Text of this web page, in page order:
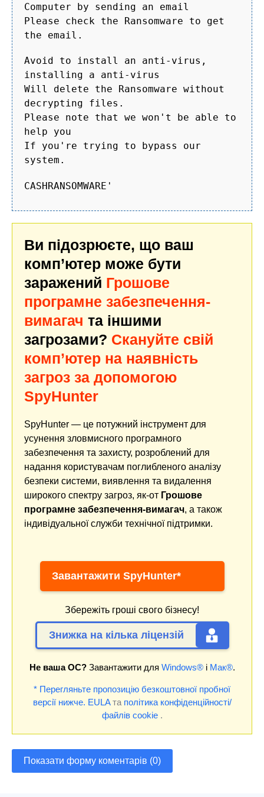
Computer by sending an email
Please check the Ransomware to get
the email.
Avoid to install an anti-virus,
installing a anti-virus
Will delete the Ransomware without
decrypting files.
Please note that we won't be able to
help you
If you're trying to bypass our
system.
CASHRANSOMWARE'
Ви підозрюєте, що ваш
комп’ютер може бути
заражений Грошове
програмне забезпечення-
вимагач та іншими
загрозами? Скануйте свій
комп’ютер на наявність
загроз за допомогою
SpyHunter
SpyHunter — це потужний інструмент для
усунення зловмисного програмного
забезпечення та захисту, розроблений для
надання користувачам поглибленого аналізу
безпеки системи, виявлення та видалення
широкого спектру загроз, як-от Грошове
програмне забезпечення-вимагач, а також
індивідуальної служби технічної підтримки.
Завантажити SpyHunter*
Збережіть гроші свого бізнесу!
Знижка на кілька ліцензій
Не ваша ОС?Завантажити для Windows®і Мак®.
* Перегляньте пропозицію безкоштовної пробної
версії нижче. EULAта політика конфіденційності/
файлів cookie.
Показати форму коментарів (0)